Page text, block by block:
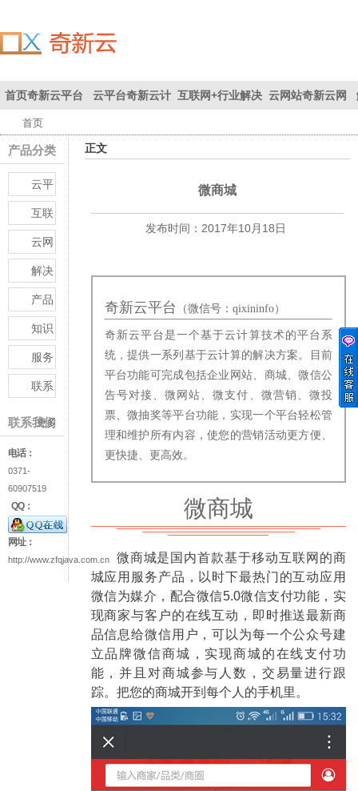
首页奇新云平台
首页
云平台奇新云计 互联网+行业解决 云网站奇新云网
联系我们
造价值
首页
产品分类
云平
台
互联
网+
云网
站
解决
方案
产品
知识
库
服务
与支
持
联系
联系我们
更多
电话：
0371-
60907519
QQ：
网址：
http://www.zfqjava.com.cn
正文
微商城
发布时间： 2017年10月18日
奇新云平台 （微信号：qixininfo）
奇新云平台是一个基于云计算技术的平台系
统，提供一系列基于云计算的解决方案。目前
平台功能可完成包括企业网站、商城、微信公
告号对接、微网站、微支付、微营销、微投
票、微抽奖等平台功能，实现一个平台轻松管
理和维护所有内容，使您的营销活动更方便、
更快捷、更高效。
微商城
微商城是国内首款基于移动互联网的商
城应用服务产品，以时下最热门的互动应用
微信为媒介，配合微信5.0微信支付功能，实
现商家与客户的在线互动，即时推送最新商
品信息给微信用户，可以为每一个公众号建
立品牌微信商城，实现商城的在线支付功
能，并且对商城参与人数，交易量进行跟
踪。把您的商城开到每个人的手机里。